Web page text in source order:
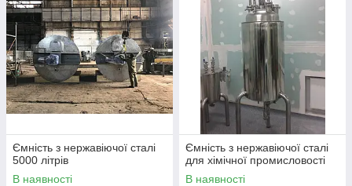
Виносний (зовнішній) або вбудований
гомогенізатор
Реактор також може мати в комплекті
Ємність з нержавіючої сталі
5000 літрів
В наявності
Ємність з нержавіючої сталі
для хімічної промисловості
В наявності